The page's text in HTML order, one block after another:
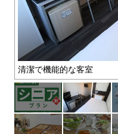
清潔で機能的な客室